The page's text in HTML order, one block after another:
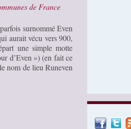
de France
surnommé Even
aurait vécu vers 900,
une simple motte
d’Even ») (en fait ce
nom de lieu Runeven